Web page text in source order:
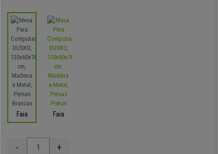
Faia Faia
- +